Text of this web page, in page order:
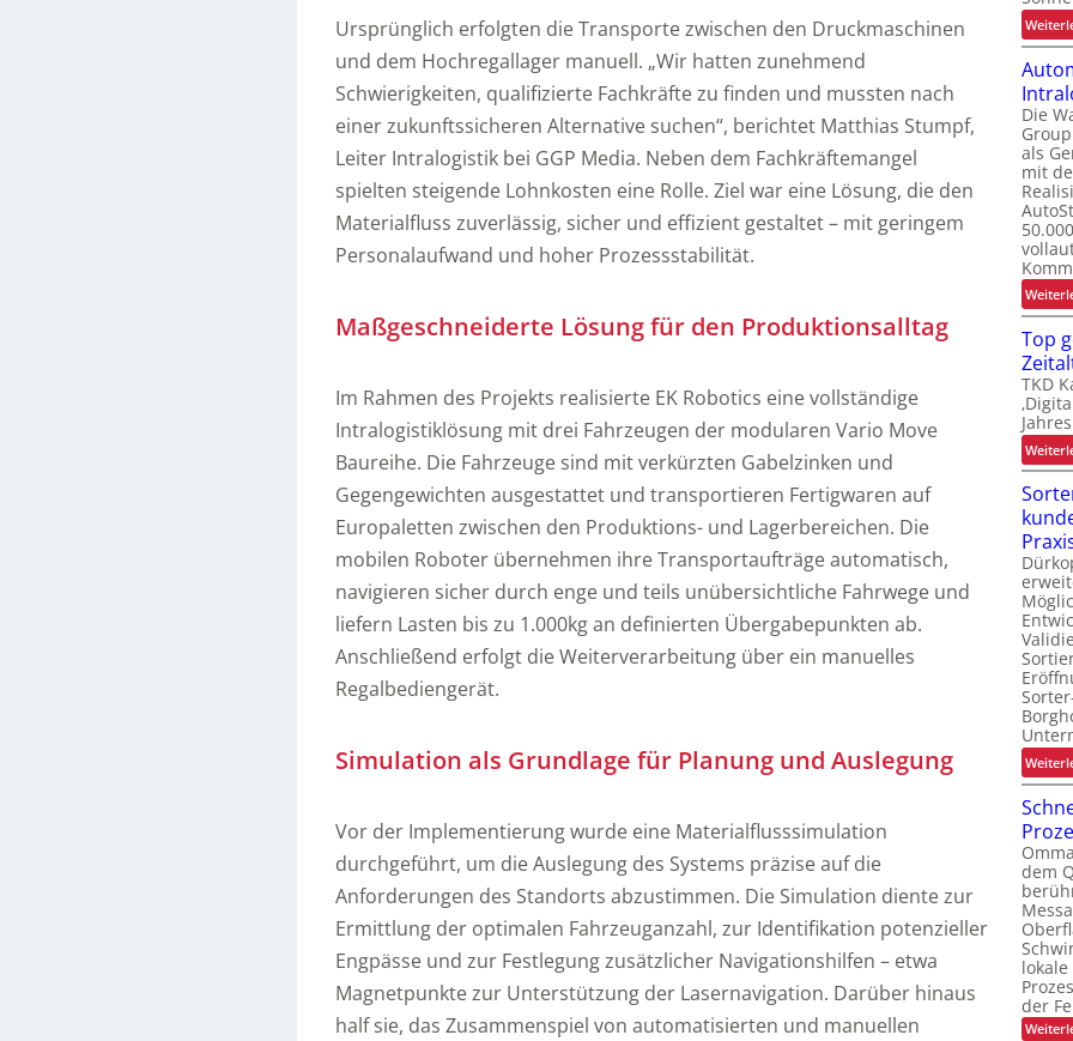
Ursprünglich erfolgten die Transporte zwischen den Druckmaschinen
und dem Hochregallager manuell. „Wir hatten zunehmend
Schwierigkeiten, qualifizierte Fachkräfte zu finden und mussten nach
einer zukunftssicheren Alternative suchen“, berichtet Matthias Stumpf,
Leiter Intralogistik bei GGP Media. Neben dem Fachkräftemangel
spielten steigende Lohnkosten eine Rolle. Ziel war eine Lösung, die den
Materialfluss zuverlässig, sicher und effizient gestaltet – mit geringem
Personalaufwand und hoher Prozessstabilität.
Maßgeschneiderte Lösung für den Produktionsalltag
Im Rahmen des Projekts realisierte EK Robotics eine vollständige
Intralogistiklösung mit drei Fahrzeugen der modularen Vario Move
Baureihe. Die Fahrzeuge sind mit verkürzten Gabelzinken und
Gegengewichten ausgestattet und transportieren Fertigwaren auf
Europaletten zwischen den Produktions- und Lagerbereichen. Die
mobilen Roboter übernehmen ihre Transportaufträge automatisch,
navigieren sicher durch enge und teils unübersichtliche Fahrwege und
liefern Lasten bis zu 1.000kg an definierten Übergabepunkten ab.
Anschließend erfolgt die Weiterverarbeitung über ein manuelles
Regalbediengerät.
Simulation als Grundlage für Planung und Auslegung
Vor der Implementierung wurde eine Materialflusssimulation
durchgeführt, um die Auslegung des Systems präzise auf die
Anforderungen des Standorts abzustimmen. Die Simulation diente zur
Ermittlung der optimalen Fahrzeuganzahl, zur Identifikation potenzieller
Engpässe und zur Festlegung zusätzlicher Navigationshilfen – etwa
Magnetpunkte zur Unterstützung der Lasernavigation. Darüber hinaus
half sie, das Zusammenspiel von automatisierten und manuellen
l
i
c
h
e
L
a
s
t
t
r
s
r
t
j
t
i
Die
als
mit
Top
TKD
dem
lokale
der